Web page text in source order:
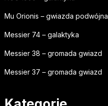
Mu Orionis – gwiazda podwójna
Messier 74 – galaktyka
Messier 38 – gromada gwiazd
Messier 37 – gromada gwiazd